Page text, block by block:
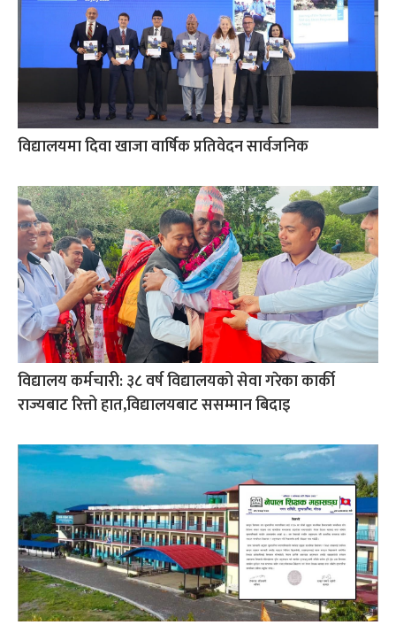
विद्यालयमा दिवा खाजा वार्षिक प्रतिवेदन सार्वजनिक
विद्यालय कर्मचारी: ३८ वर्ष विद्यालयको सेवा गरेका कार्की
राज्यबाट रित्तो हात,विद्यालयबाट ससम्मान बिदाइ